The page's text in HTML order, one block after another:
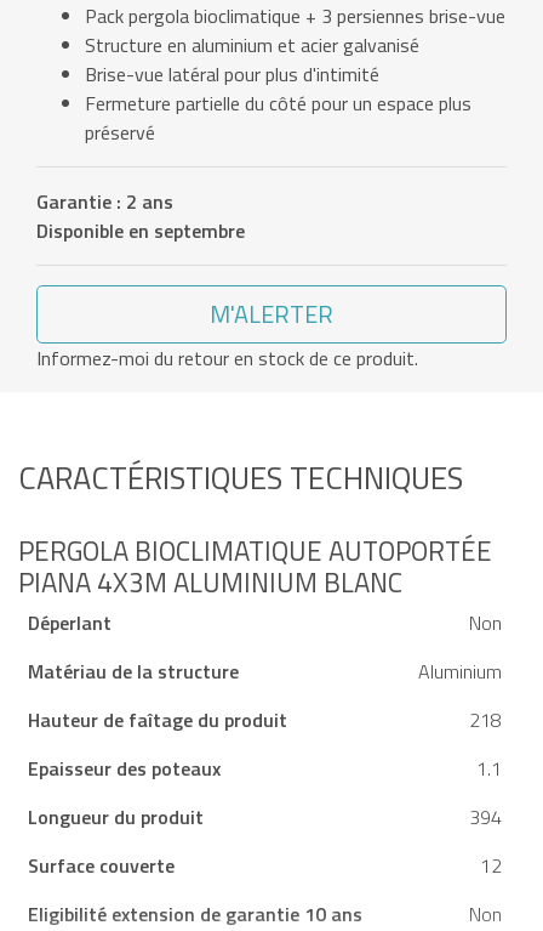
Pack pergola bioclimatique + 3 persiennes brise-vue
Structure en aluminium et acier galvanisé
Brise-vue latéral pour plus d'intimité
Fermeture partielle du côté pour un espace plus
préservé
Garantie : 2 ans
Disponible en septembre
M'ALERTER
Informez-moi du retour en stock de ce produit.
CARACTÉRISTIQUES TECHNIQUES
PERGOLA BIOCLIMATIQUE AUTOPORTÉE
PIANA 4X3M ALUMINIUM BLANC
Déperlant
Non
Matériau de la structure
Aluminium
Hauteur de faîtage du produit
218
Epaisseur des poteaux
1.1
Longueur du produit
394
Surface couverte
12
Eligibilité extension de garantie 10 ans
Non